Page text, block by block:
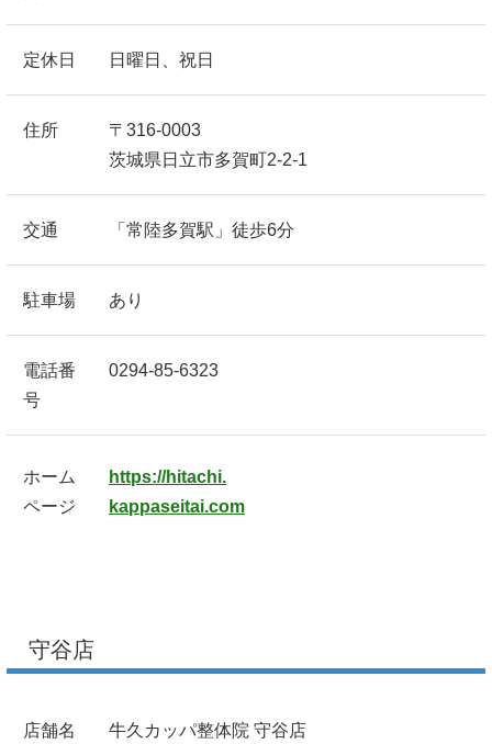
定休日 日曜日、祝日
住所
〒316-0003
茨城県日立市多賀町2-2-1
交通 「常陸多賀駅」徒歩6分
駐車場 あり
電話番
号
0294-85-6323
ホーム
ページ
https://hitachi.
kappaseitai.com
守谷店
店舗名 牛久カッパ整体院 守谷店